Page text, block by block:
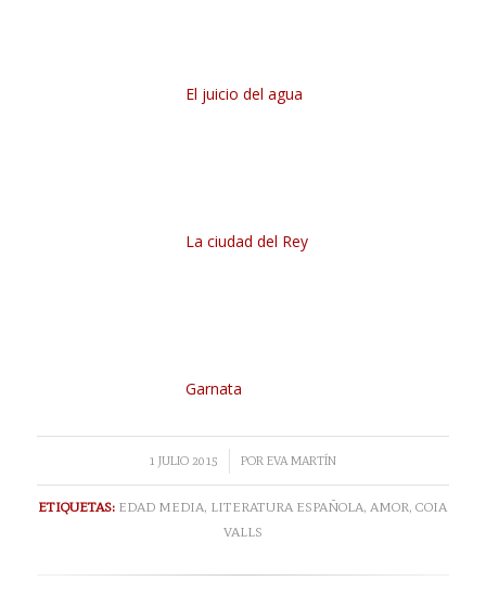
El juicio del agua
La ciudad del Rey
Garnata
1 JULIO 2015
/ POREVA MARTÍN
ETIQUETAS: EDAD MEDIA, LITERATURA ESPAÑOLA,AMOR,COIA
VALLS